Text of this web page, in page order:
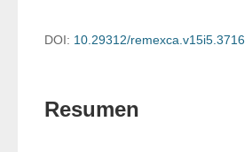
DOI: 10.29312/remexca.v15i5.3716
Resumen